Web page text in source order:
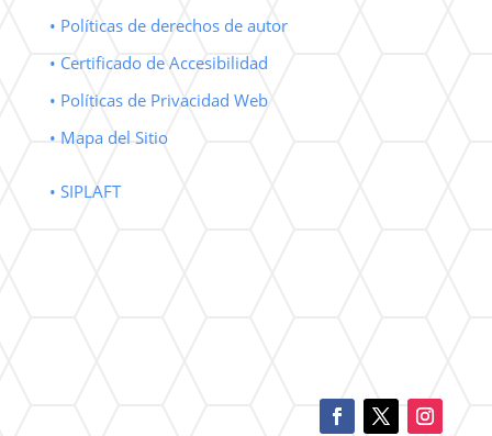
• Políticas de derechos de autor
• Certificado de Accesibilidad
• Políticas de Privacidad Web
• Mapa del Sitio
• SIPLAFT